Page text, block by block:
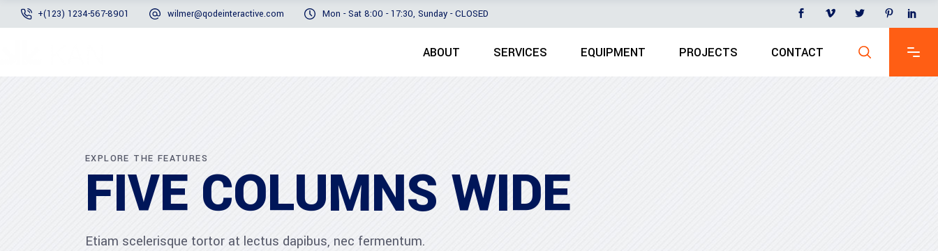
+(123) 1234-567-8901 wilmer@qodeinteractive.com Mon - Sat 8:00 - 17:30, Sunday - CLOSED
ABOUT SERVICES EQUIPMENT PROJECTS CONTACT
EXPLORE THE FEATURES
FIVE COLUMNS WIDE
Etiam scelerisque tortor at lectus dapibus, nec fermentum.